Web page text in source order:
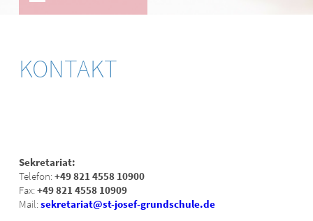
KONTAKT­
Sekretariat:
Telefon:+49 821 4558 10900
Fax:+49 821 4558 10909
Mail:sekretariat@st-josef-grundschule.de